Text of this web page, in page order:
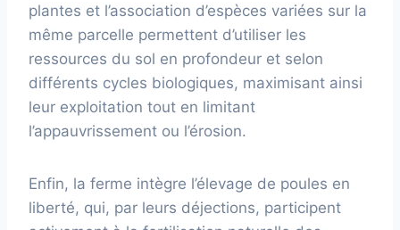
plantes et l’association d’espèces variées sur la
même parcelle permettent d’utiliser les
ressources du sol en profondeur et selon
différents cycles biologiques, maximisant ainsi
leur exploitation tout en limitant
l’appauvrissement ou l’érosion.
Enfin, la ferme intègre l’élevage de poules en
liberté, qui, par leurs déjections, participent